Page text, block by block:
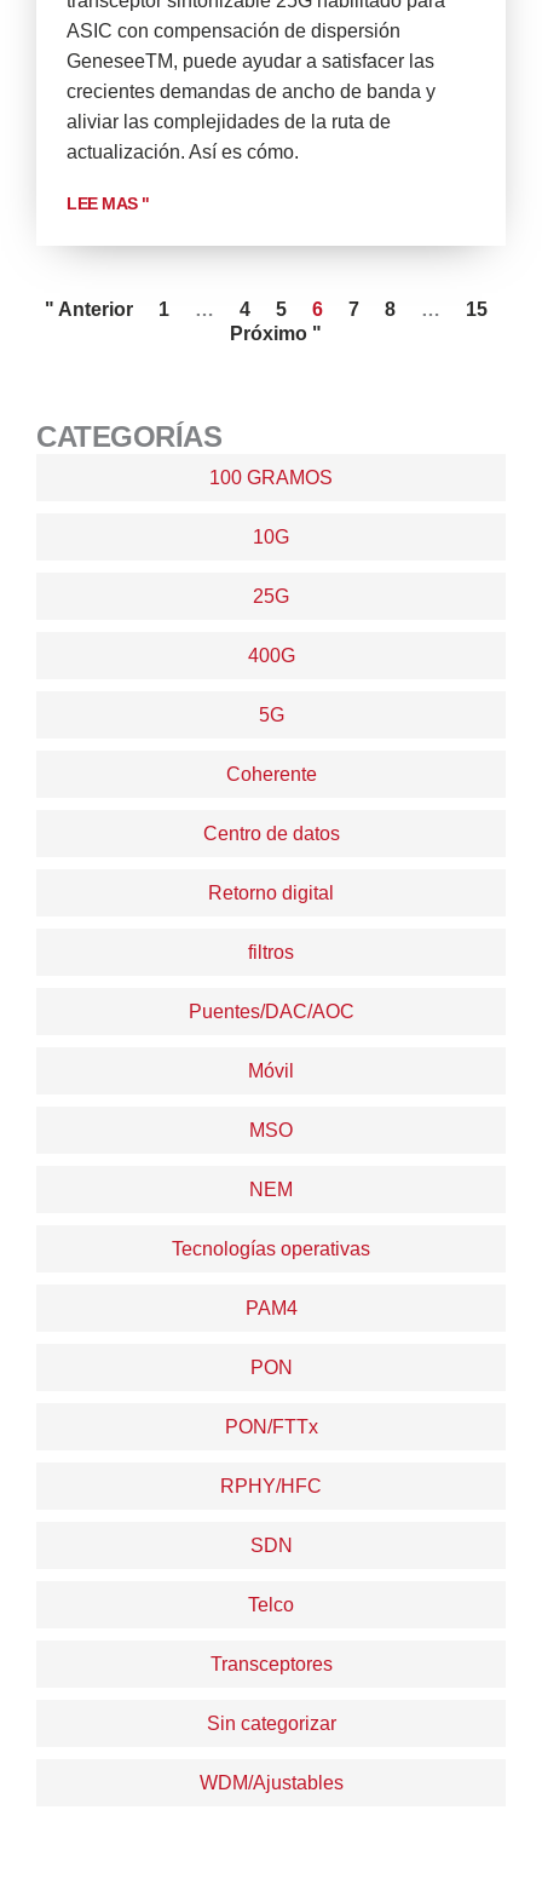
CATEGORÍAS
100 GRAMOS
10G
25G
400G
5G
Coherente
Centro de datos
Retorno digital
filtros
Puentes/DAC/AOC
Móvil
MSO
NEM
Tecnologías operativas
PAM4
PON
PON/FTTx
RPHY/HFC
SDN
Telco
Transceptores
Sin categorizar
WDM/Ajustables
ASIC con compensación de dispersión
GeneseeTM, puede ayudar a satisfacer las
crecientes demandas de ancho de banda y
aliviar las complejidades de la ruta de
actualización. Así es cómo.
LEE MAS "
" Anterior 1 … 4 5 6 7 8 …
15
Próximo "